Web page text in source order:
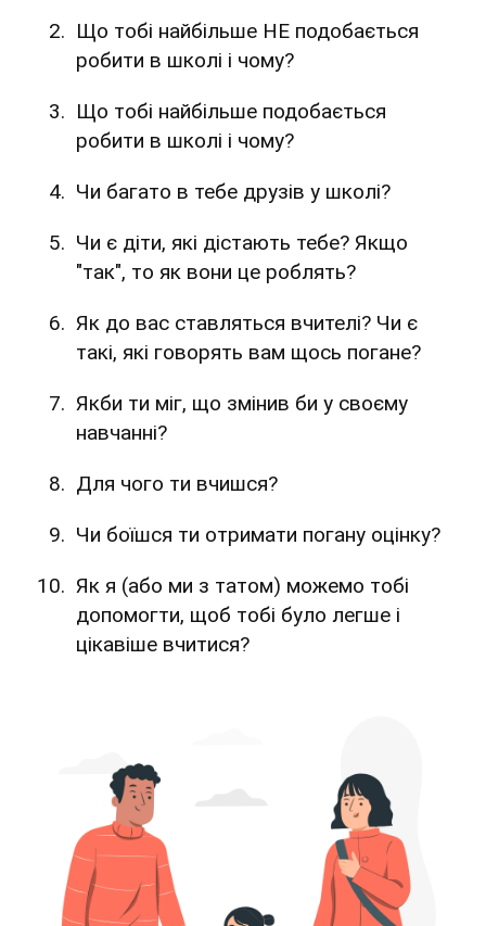
Що тобі найбільше НЕ подобається
робити в школі і чому?
Що тобі найбільше подобається
робити в школі і чому?
Чи багато в тебе друзів у школі?
Чи є діти, які дістають тебе? Якщо
"так", то як вони це роблять?
Як до вас ставляться вчителі? Чи є
такі, які говорять вам щось погане?
Якби ти міг, що змінив би у своєму
навчанні?
Для чого ти вчишся?
Чи боїшся ти отримати погану оцінку?
Як я (або ми з татом) можемо тобі
допомогти, щоб тобі було легше і
цікавіше вчитися?